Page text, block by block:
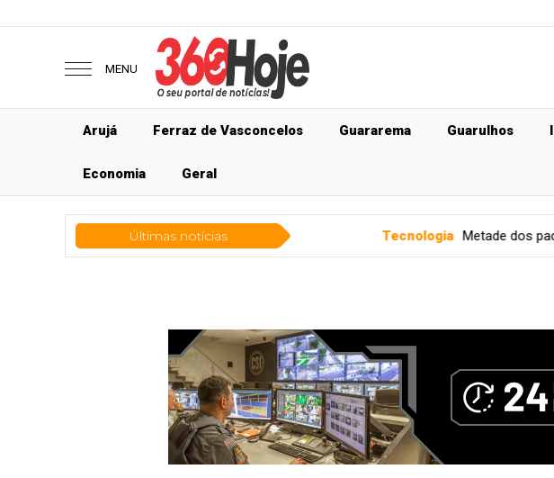
MENU
Arujá Ferraz de Vasconcelos Guararema Guarulhos
Economia Geral
Últimas notícias Tecnologia Metade dos pacientes busca